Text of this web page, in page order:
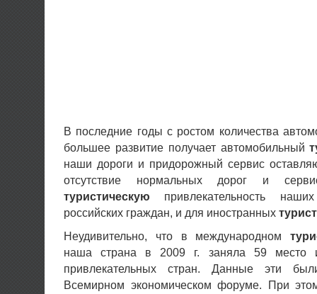
В последние годы с ростом количества
большее развитие получает автомобильный
наши дороги и придорожный сервис
отсутствие нормальных дорог и
туристическую привлекательность
российских граждан, и для иностранных
Неудивительно, что в международном
наша страна в 2009 г. заняла 59 место
привлекательных стран. Данные эти
Всемирном экономическом форуме. При